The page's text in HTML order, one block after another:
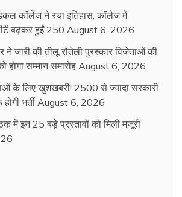
कॉलेज ने रचा इतिहास, कॉलेज में
बढ़कर हुईं 250 August 6, 2026
ने जारी की तीलू रौतेली पुरस्कार विजेताओं की
सम्मान समारोह August 6, 2026
के लिए खुशखबरी! 2500 से ज्यादा सरकारी
भर्ती August 6, 2026
में इन 25 बड़े प्रस्तावों को मिली मंजूरी